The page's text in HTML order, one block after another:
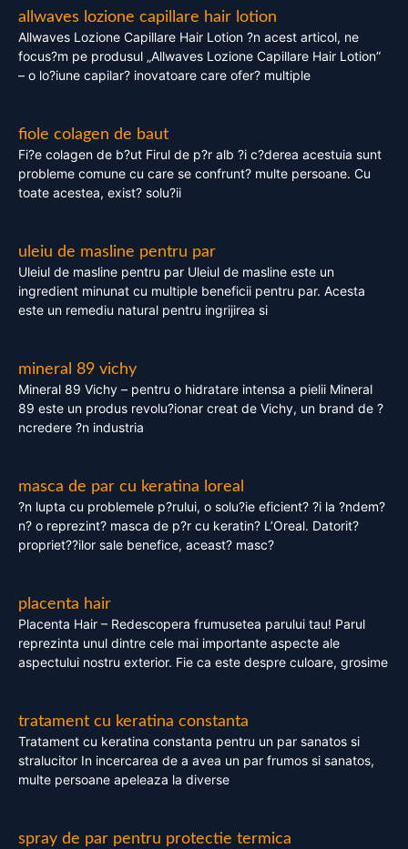
allwaves lozione capillare hair lotion
Allwaves Lozione Capillare Hair Lotion ?n acest articol, ne
focus?m pe produsul „Allwaves Lozione Capillare Hair Lotion”
– o lo?iune capilar? inovatoare care ofer? multiple
fiole colagen de baut
Fi?e colagen de b?ut Firul de p?r alb ?i c?derea acestuia sunt
probleme comune cu care se confrunt? multe persoane. Cu
toate acestea, exist? solu?ii
uleiu de masline pentru par
Uleiul de masline pentru par Uleiul de masline este un
ingredient minunat cu multiple beneficii pentru par. Acesta
este un remediu natural pentru ingrijirea si
mineral 89 vichy
Mineral 89 Vichy – pentru o hidratare intensa a pielii Mineral
89 este un produs revolu?ionar creat de Vichy, un brand de ?
ncredere ?n industria
masca de par cu keratina loreal
?n lupta cu problemele p?rului, o solu?ie eficient? ?i la ?ndem?
n? o reprezint? masca de p?r cu keratin? L’Oreal. Datorit?
propriet??ilor sale benefice, aceast? masc?
placenta hair
Placenta Hair – Redescopera frumusetea parului tau! Parul
reprezinta unul dintre cele mai importante aspecte ale
aspectului nostru exterior. Fie ca este despre culoare, grosime
tratament cu keratina constanta
Tratament cu keratina constanta pentru un par sanatos si
stralucitor In incercarea de a avea un par frumos si sanatos,
multe persoane apeleaza la diverse
spray de par pentru protectie termica